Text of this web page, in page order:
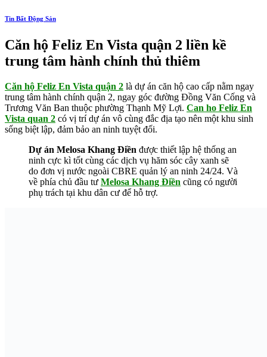
Tin Bất Động Sản
Căn hộ Feliz En Vista quận 2 liền kề
trung tâm hành chính thủ thiêm
Căn hộ Feliz En Vista quận 2 là dự án căn hộ cao cấp nằm ngay
trung tâm hành chính quận 2, ngay góc đường Đồng Văn Cống và
Trương Văn Ban thuộc phường Thạnh Mỹ Lợi. Can ho Feliz En
Vista quan 2 có vị trí dự án vô cùng đắc địa tạo nên một khu sinh
sống biệt lập, đảm bảo an ninh tuyệt đối.
Dự án Melosa Khang Điền được thiết lập hệ thống an
ninh cực kì tốt cùng các dịch vụ hăm sóc cây xanh sẽ
do đơn vị nước ngoài CBRE quản lý an ninh 24/24. Và
về phía chủ đầu tư Melosa Khang Điền cũng có người
phụ trách tại khu dân cư để hỗ trợ.